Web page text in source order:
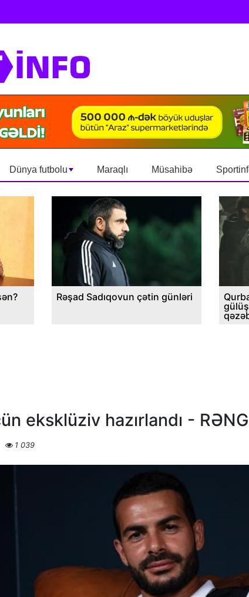
Dünya futbolu Maraqlı Müsahibə
Rəşad Sadıqovun çətin günləri
eksklüziv hazırlandı -
1 039